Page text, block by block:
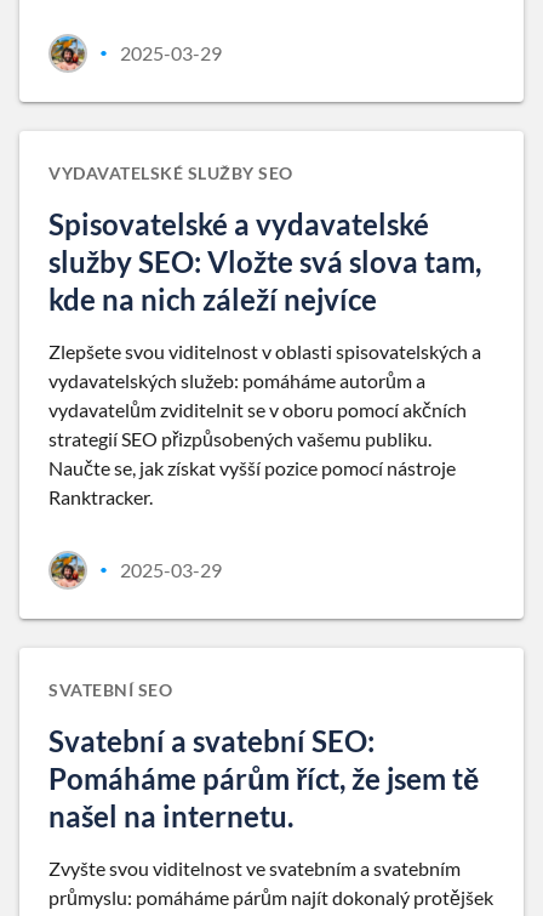
• 2025-03-29
VYDAVATELSKÉ SLUŽBY SEO
Spisovatelské a vydavatelské
služby SEO: Vložte svá slova tam,
kde na nich záleží nejvíce
Zlepšete svou viditelnost v oblasti spisovatelských a
vydavatelských služeb: pomáháme autorům a
vydavatelům zviditelnit se v oboru pomocí akčních
strategií SEO přizpůsobených vašemu publiku.
Naučte se, jak získat vyšší pozice pomocí nástroje
Ranktracker.
• 2025-03-29
SVATEBNÍ SEO
Svatební a svatební SEO:
Pomáháme párům říct, že jsem tě
našel na internetu.
Zvyšte svou viditelnost ve svatebním a svatebním
průmyslu: pomáháme párům najít dokonalý protějšek